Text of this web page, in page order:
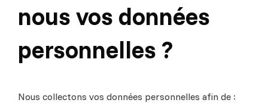
nous vos données
personnelles ?
Nous collectons vos données personnelles afin de :